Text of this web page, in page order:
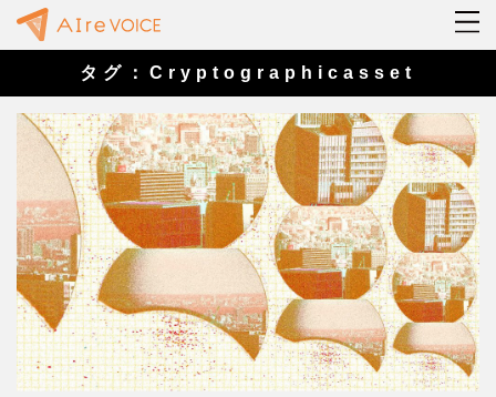
タグ：Cryptographicasset